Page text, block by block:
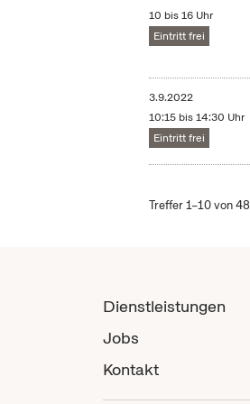
10 bis 16 Uhr
Eintritt frei
3.9.2022
10:15 bis 14:30 Uhr
Eintritt frei
Treffer 1–10 von 48
Dienstleistungen
Jobs
Kontakt